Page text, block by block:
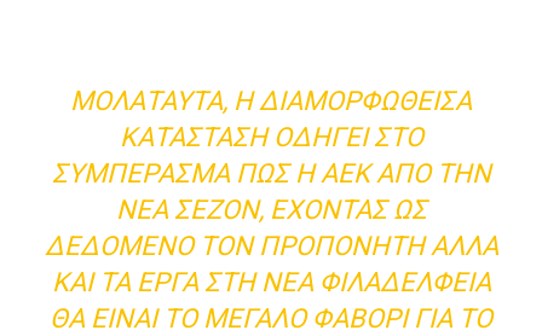
ΜΟΛΑΤΑΎΤΑ, Η ΔΙΑΜΟΡΦΩΘΕΊΣΑ
ΚΑΤΆΣΤΑΣΗ ΟΔΗΓΕΊ ΣΤΟ
ΣΥΜΠΈΡΑΣΜΑ ΠΩΣ Η ΑΕΚ ΑΠΌ ΤΗΝ
ΝΈΑ ΣΕΖΌΝ, ΈΧΟΝΤΑΣ ΩΣ
ΔΕΔΟΜΈΝΟ ΤΟΝ ΠΡΟΠΟΝΗΤΉ ΑΛΛΆ
ΚΑΙ ΤΑ ΈΡΓΑ ΣΤΗ ΝΈΑ ΦΙΛΑΔΈΛΦΕΙΑ
ΘΑ ΕΊΝΑΙ ΤΟ ΜΕΓΆΛΟ ΦΑΒΟΡΊ ΓΙΑ ΤΟ